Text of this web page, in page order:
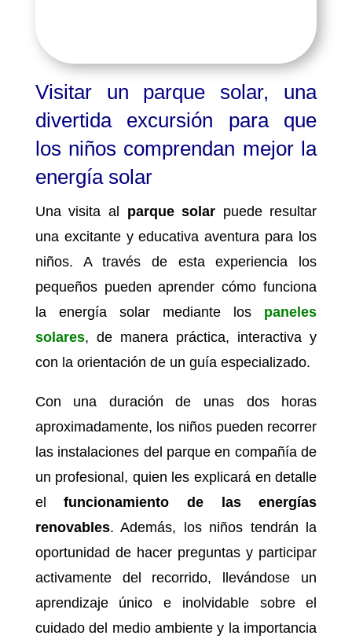
Visitar un parque solar, una
divertida excursión para que
los niños comprendan mejor la
energía solar
Una visita al parque solar puede resultar
una excitante y educativa aventura para los
niños. A través de esta experiencia los
pequeños pueden aprender cómo funciona
la energía solar mediante los paneles
solares, de manera práctica, interactiva y
con la orientación de un guía especializado.
Con una duración de unas dos horas
aproximadamente, los niños pueden recorrer
las instalaciones del parque en compañía de
un profesional, quien les explicará en detalle
elfuncionamiento de las energías
renovables. Además, los niños tendrán la
oportunidad de hacer preguntas y participar
activamente del recorrido, llevándose un
aprendizaje único e inolvidable sobre el
cuidado del medio ambiente y la importancia